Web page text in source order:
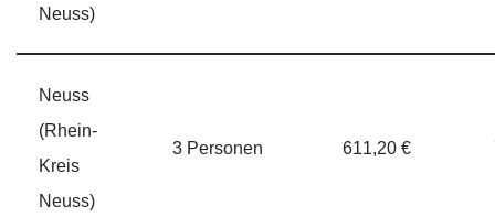
Neuss)
Neuss
(Rhein-
Kreis
Neuss)
3 Personen 611,20 €